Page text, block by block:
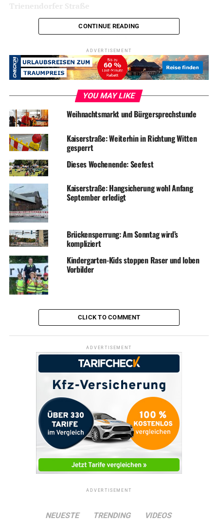
Trienendorfer Straße
Für die Tiefbauarbeiten an Versorgungsleitungen in der
Trienendorfer Straße in Höhe der Hausnummer 142
wird die Straße für den Durchgangsverkehr vom
04.10.2016 bis 04.11.2016 eingeengt
Wegen den Kanalbauarbeiten bleibt die Hegestraße
weiterhin bis zum 31.10.2016 gesperrt.
RELATED TOPICS: BAUSTELLE
TERMINE
VERKEHR
UP NEXT
Turn- und Sporthallen in den Herbstferien geschlossen
Straßensperrungen wegen Bauarbeiten
CONTINUE READING
ADVERTISEMENT
YOU MAY LIKE
Weihnachtsmarkt und Bürgersprechstunde
Kaiserstraße: Weiterhin in Richtung Witten
gesperrt
Dieses Wochenende: Seefest
Kaiserstraße: Hangsicherung wohl Anfang
September erledigt
Brückensperrung: Am Sonntag wird’s
kompliziert
Kindergarten-Kids stoppen Raser und loben
Vorbilder
CLICK TO COMMENT
ADVERTISEMENT
ADVERTISEMENT
NEUESTE TRENDING VIDEOS